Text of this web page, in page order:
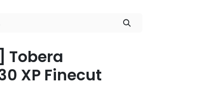
Tobera
XP Finecut